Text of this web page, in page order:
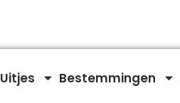
Uitjes Bestemmingen